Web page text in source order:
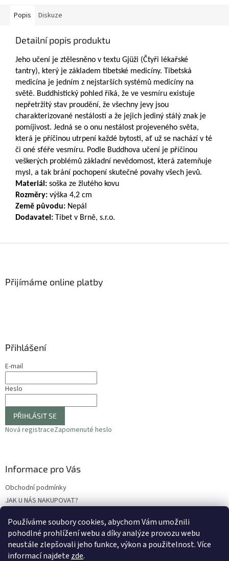
Používáme soubory cookies, abychom Vám umožnili
pohodlné prohlížení webu a díky analýze provozu webu
neustále zlepšovali jeho funkce, výkon a použitelnost. Více
informací najdete zde.
Popis Diskuze
Detailní popis produktu
Jeho učení je ztělesněno v textu Gjüži (Čtyři lékařské
tantry), který je základem tibetské medicíny. Tibetská
medicína je jedním z nejstarších systémů medicíny na
světě. Buddhistický pohled říká, že ve vesmíru existuje
nepřetržitý stav proudění, že všechny jevy jsou
charakterizované nestálostí a že jejich jediný stálý znak je
pomíjivost. Jedná se o onu nestálost projeveného světa,
která je příčinou utrpení každé bytosti, ať už se nachází v té
či oné sféře vesmíru. Podle Buddhova učení je příčinou
veškerých problémů základní nevědomost, která zatemňuje
mysl, a tak brání pochopení skutečné povahy všech jevů.
Materiál: soška ze žlutého kovu
Rozměry: výška 4,2 cm
Země původu: Nepál
Dodavatel: Tibet v Brně, s.r.o.
Přijímáme online platby
Přihlášení
E-mail
Heslo
PŘIHLÁSIT SE
Nová registraceZapomenuté heslo
Informace pro Vás
Obchodní podmínky
JAK U NÁS NAKUPOVAT?
Odstoupení od smlouvy
Reklamační protokol